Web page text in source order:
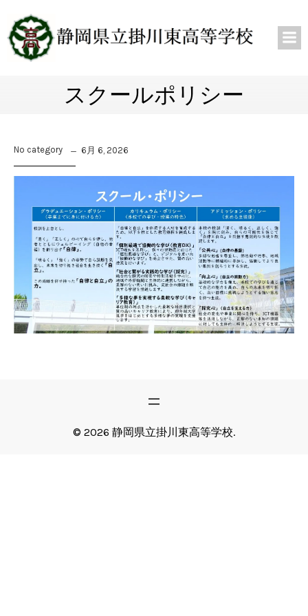
スクールポリシー
No category 6月 6, 2026
© 2026 静岡県立掛川東高等学校.